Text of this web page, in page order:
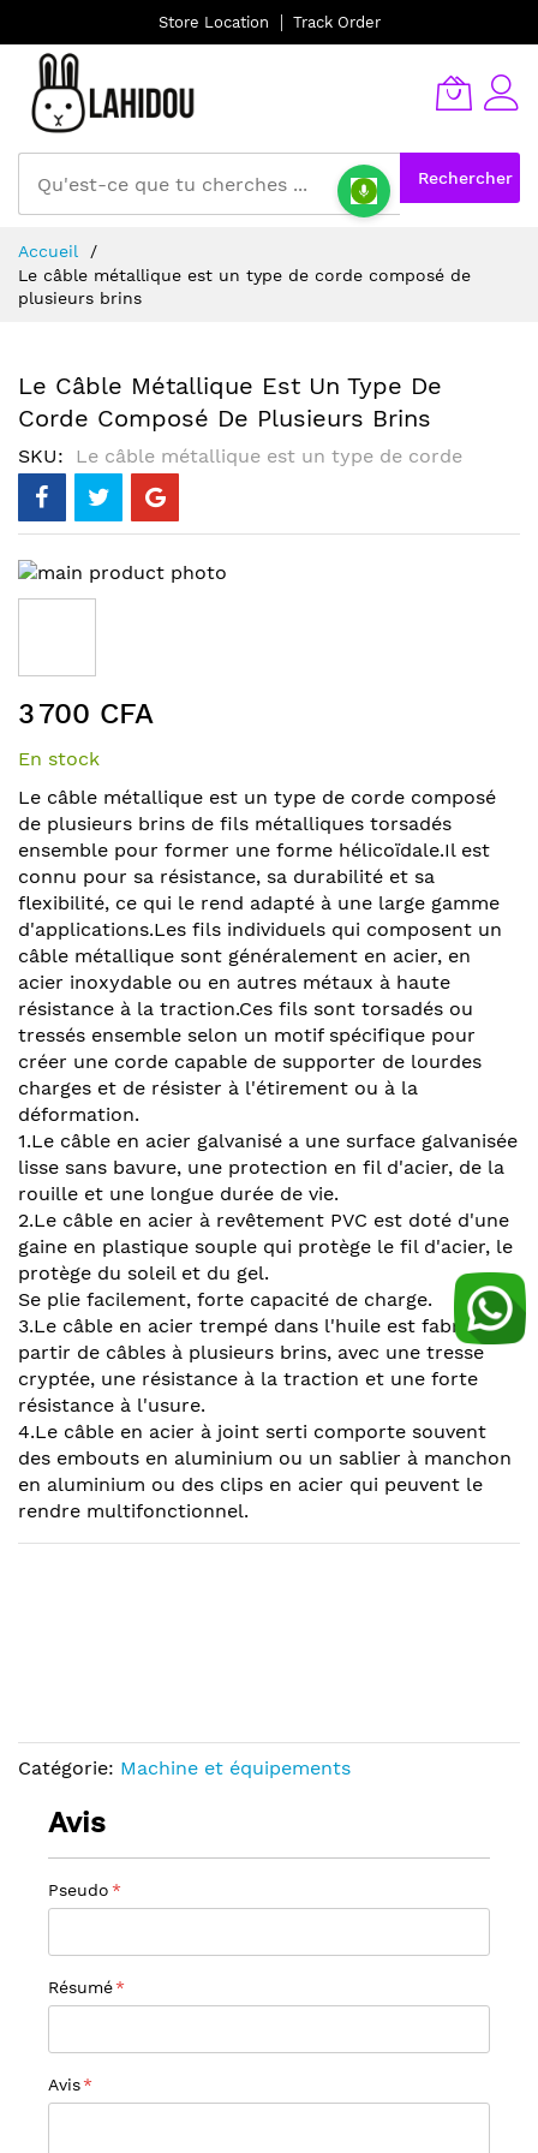
Store Location Track Order
Rechercher
au
contenu
Accueil
Le câble métallique est un type de corde composé de
plusieurs brins
Le Câble Métallique Est Un Type De
Corde Composé De Plusieurs Brins
SKU Le câble métallique est un type de corde
Skip
to
of
the
images
gallery
to
beginning
of
the
images
gallery
3 700 CFA
En stock
Le câble métallique est un type de corde composé
de plusieurs brins de fils métalliques torsadés
ensemble pour former une forme hélicoïdale.Il est
connu pour sa résistance, sa durabilité et sa
flexibilité, ce qui le rend adapté à une large gamme
d'applications.Les fils individuels qui composent un
câble métallique sont généralement en acier, en
acier inoxydable ou en autres métaux à haute
résistance à la traction.Ces fils sont torsadés ou
tressés ensemble selon un motif spécifique pour
créer une corde capable de supporter de lourdes
charges et de résister à l'étirement ou à la
déformation.
1.Le câble en acier galvanisé a une surface galvanisée
lisse sans bavure, une protection en fil d'acier, de la
rouille et une longue durée de vie.
2.Le câble en acier à revêtement PVC est doté d'une
gaine en plastique souple qui protège le fil d'acier, le
protège du soleil et du gel.
Se plie facilement, forte capacité de charge.
3.Le câble en acier trempé dans l'huile est fabriqué à
partir de câbles à plusieurs brins, avec une tresse
cryptée, une résistance à la traction et une forte
résistance à l'usure.
4.Le câble en acier à joint serti comporte souvent
des embouts en aluminium ou un sablier à manchon
en aluminium ou des clips en acier qui peuvent le
rendre multifonctionnel.
Catégorie: Machine et équipements
Avis
Pseudo
Résumé
Avis